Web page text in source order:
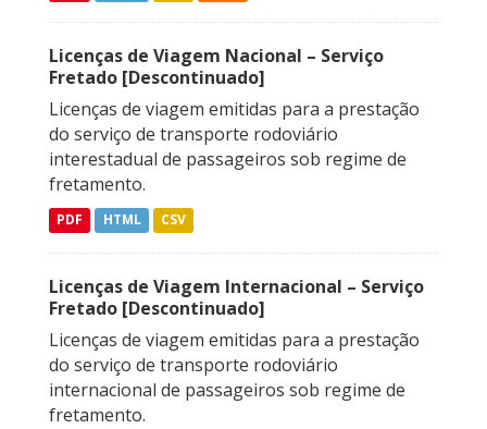
Licenças de Viagem Nacional – Serviço
Fretado [Descontinuado]
Licenças de viagem emitidas para a prestação
do serviço de transporte rodoviário
interestadual de passageiros sob regime de
fretamento.
PDF HTML CSV
Licenças de Viagem Internacional – Serviço
Fretado [Descontinuado]
Licenças de viagem emitidas para a prestação
do serviço de transporte rodoviário
internacional de passageiros sob regime de
fretamento.